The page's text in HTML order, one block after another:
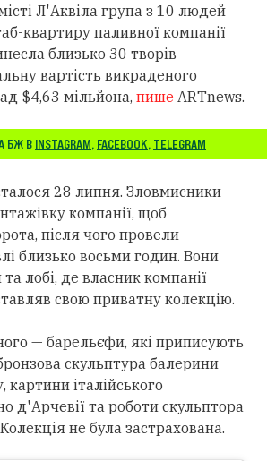
Л'Аквіла група з 10 людей
квартиру паливної компанії
близько 30 творів
вартість викраденого
$4,63 мільйона, пише ARTnews.
БЖ В INSTAGRAM, FACEBOOK, TELEGRAM
28 липня. Зловмисники
компанії, щоб
після чого провели
близько восьми годин. Вони
лобі, де власник компанії
свою приватну колекцію.
— барельєфи, які приписують
скульптура балерини
італійського
д'Арчевії та роботи скульптора
не була застрахована.